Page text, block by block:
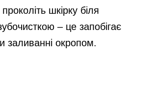
шкірку біля
– це запобігає
заливанні окропом.